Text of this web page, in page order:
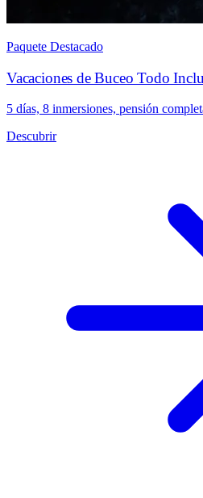
Paquete Destacado
Vacaciones de Buceo Todo
5 días, 8 inmersiones, pensión
Descubrir